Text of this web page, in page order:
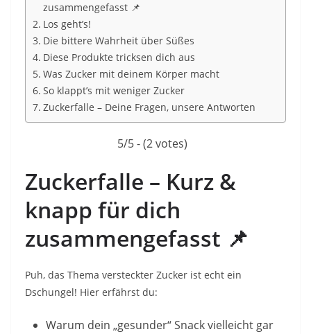
zusammengefasst 📌
Los geht’s!
Die bittere Wahrheit über Süßes
Diese Produkte tricksen dich aus
Was Zucker mit deinem Körper macht
So klappt’s mit weniger Zucker
Zuckerfalle – Deine Fragen, unsere Antworten
5/5 - (2 votes)
Zuckerfalle – Kurz &
knapp für dich
zusammengefasst 📌
Puh, das Thema versteckter Zucker ist echt ein
Dschungel! Hier erfährst du:
Warum dein „gesunder“ Snack vielleicht gar